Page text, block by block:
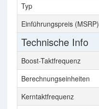
Typ
Einführungspreis (MSRP)
Technische Info
Boost-Taktfrequenz
Berechnungseinheiten
Kerntaktfrequenz